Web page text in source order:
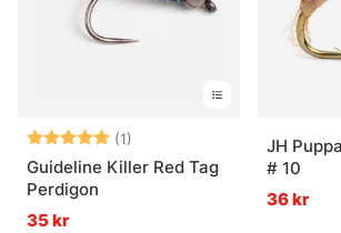
Betyg: (1)
5.0 utav 5 stjärnor
Guideline Killer Red Tag
Perdigon
35 kr
JH
# 10
36 kr